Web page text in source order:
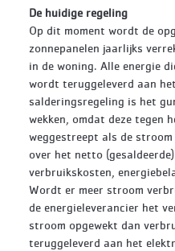
De huidige regeling
Op dit moment wordt de
zonnepanelen jaarlijks
in de woning. Alle energie
wordt teruggeleverd aan
salderingsregeling is het
wekken, omdat deze tegen
weggestreept als de
over het netto
verbruikskosten,
Wordt er meer stroom
de energieleverancier het
stroom opgewekt dan
teruggeleverd aan het